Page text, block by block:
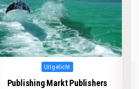
Posted in
Uitgelicht
Publishing Markt Publishers